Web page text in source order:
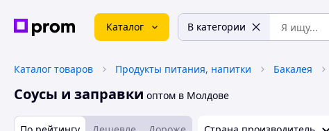
Каталог В категории
Каталог товаров Продукты питания, напитки Бакалея
Соусы и заправки оптом в Молдове